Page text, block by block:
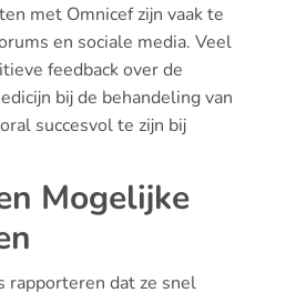
met Omnicef zijn vaak te
en sociale media. Veel
feedback over de
bij de behandeling van
succesvol te zijn bij
Mogelijke
rapporteren dat ze snel